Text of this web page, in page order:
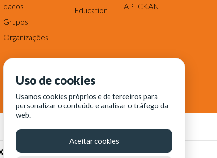
dados
Grupos
Organizações
Education
API CKAN
© Fortaleza Digital || CITINOVA - Fundação de Ciência,
Uso de cookies
Usamos cookies próprios e de terceiros para
personalizar o conteúdo e analisar o tráfego da
web.
Aceitar cookies